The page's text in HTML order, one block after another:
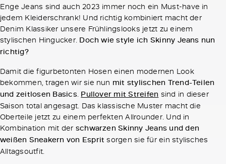
Enge Jeans sind auch 2023 immer noch ein Must-have in
jedem Kleiderschrank! Und richtig kombiniert macht der
Denim Klassiker unsere Frühlingslooks jetzt zu einem
stylischen Hingucker. Doch wie style ich Skinny Jeans nun
richtig?
Damit die figurbetonten Hosen einen modernen Look
bekommen, tragen wir sie nun mit stylischen Trend-Teilen
und zeitlosen Basics. Pullover mit Streifen sind in dieser
Saison total angesagt. Das klassische Muster macht die
Oberteile jetzt zu einem perfekten Allrounder. Und in
Kombination mit der schwarzen Skinny Jeans und den
weißen Sneakern von Esprit sorgen sie für ein stylisches
Alltagsoutfit.